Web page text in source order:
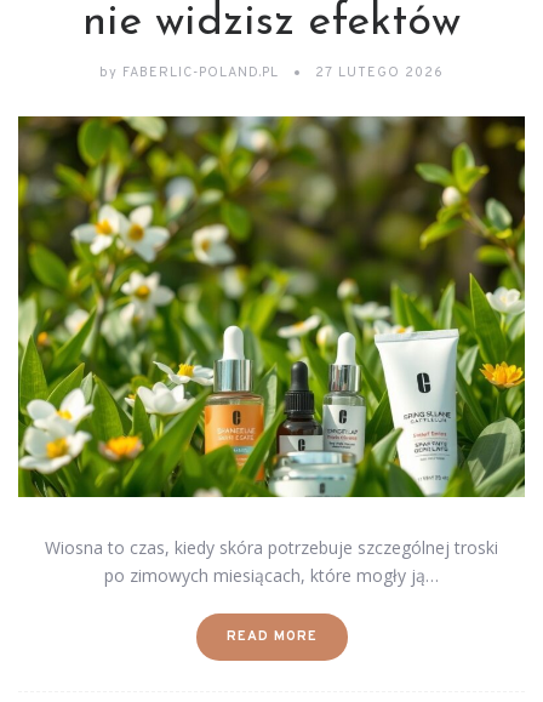
nie widzisz efektów
by FABERLIC-POLAND.PL 27 LUTEGO 2026
Wiosna to czas, kiedy skóra potrzebuje szczególnej troski
po zimowych miesiącach, które mogły ją…
READ MORE